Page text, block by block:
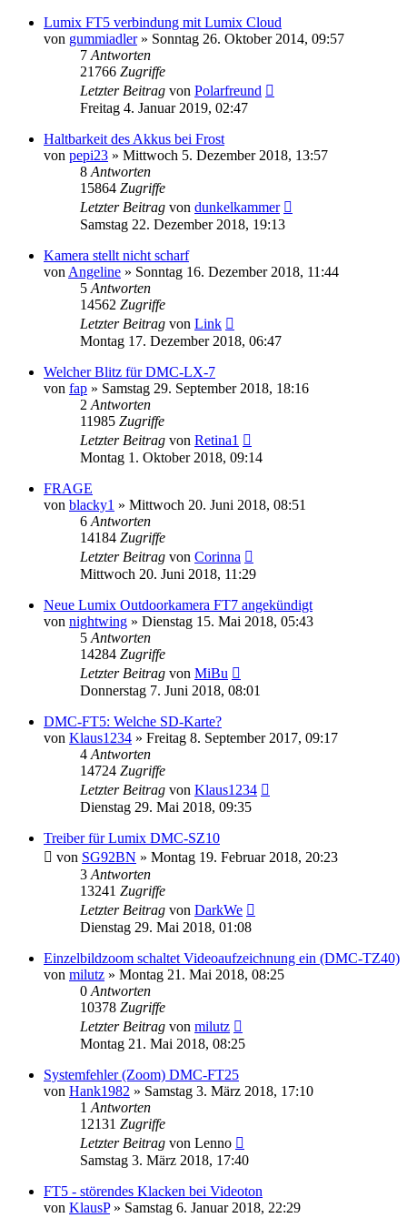
Lumix FT5 verbindung mit Lumix Cloud
von gummiadler» Sonntag 26. Oktober 2014, 09:57
7 Antworten
21766 Zugriffe
Letzter Beitrag von Polarfreund
Freitag 4. Januar 2019, 02:47
Haltbarkeit des Akkus bei Frost
von pepi23 » Mittwoch 5. Dezember 2018, 13:57
8 Antworten
15864 Zugriffe
Letzter Beitrag von dunkelkammer
Samstag 22. Dezember 2018, 19:13
Kamera stellt nicht scharf
von Angeline » Sonntag 16. Dezember 2018, 11:44
5 Antworten
14562 Zugriffe
Letzter Beitrag von Link
Montag 17. Dezember 2018, 06:47
Welcher Blitz für DMC-LX-7
von fap » Samstag 29. September 2018, 18:16
2 Antworten
11985 Zugriffe
Letzter Beitrag von Retina1
Montag 1. Oktober 2018, 09:14
FRAGE
von blacky1 » Mittwoch 20. Juni 2018, 08:51
6 Antworten
14184 Zugriffe
Letzter Beitrag von Corinna
Mittwoch 20. Juni 2018, 11:29
Neue Lumix Outdoorkamera FT7 angekündigt
von nightwing » Dienstag 15. Mai 2018, 05:43
5 Antworten
14284 Zugriffe
Letzter Beitrag von MiBu
Donnerstag 7. Juni 2018, 08:01
DMC-FT5: Welche SD-Karte?
von Klaus1234 » Freitag 8. September 2017, 09:17
4 Antworten
14724 Zugriffe
Letzter Beitrag von Klaus1234
Dienstag 29. Mai 2018, 09:35
Treiber für Lumix DMC-SZ10
von SG92BN » Montag 19. Februar 2018, 20:23
3 Antworten
13241 Zugriffe
Letzter Beitrag von DarkWe
Dienstag 29. Mai 2018, 01:08
Einzelbildzoom schaltet Videoaufzeichnung ein (DMC-TZ40)
von milutz » Montag 21. Mai 2018, 08:25
0 Antworten
10378 Zugriffe
Letzter Beitrag von milutz
Montag 21. Mai 2018, 08:25
Systemfehler (Zoom) DMC-FT25
von Hank1982 » Samstag 3. März 2018, 17:10
1 Antworten
12131 Zugriffe
Letzter Beitrag von Lenno
Samstag 3. März 2018, 17:40
FT5 - störendes Klacken bei Videoton
von KlausP» Samstag 6. Januar 2018, 22:29